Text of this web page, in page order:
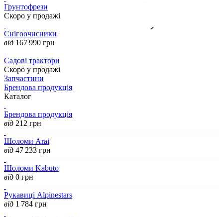
Грунтофрези
Скоро у продажі
Снігоочисники
від 167 990 грн
Садові трактори
Скоро у продажі
Запчастини
Брендова продукція
Каталог
Брендова продукція
від 212 грн
Шоломи Arai
від 47 233 грн
Шоломи Kabuto
від 0 грн
Рукавиці Alpinestars
від 1 784 грн